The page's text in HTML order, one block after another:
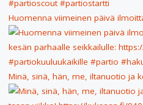
Huomenna viimeinen päivä
Minä, sinä, hän, me, iltanuotio ja